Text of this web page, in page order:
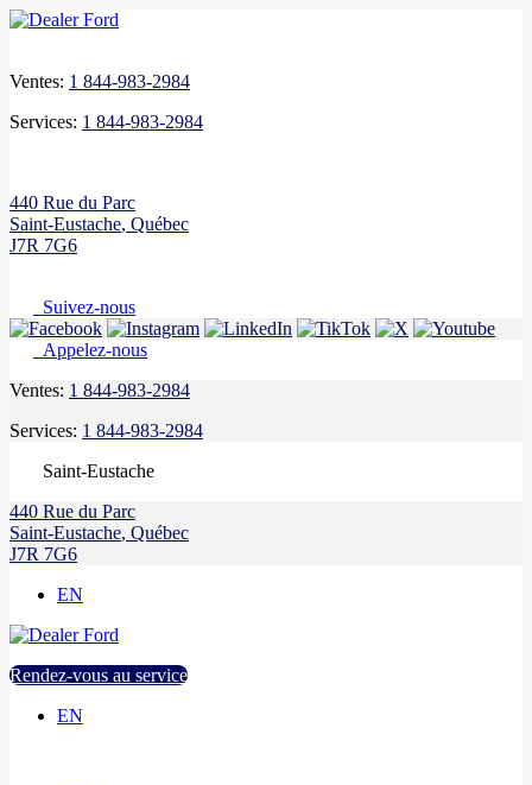
Ventes: 1 844-983-2984
Services: 1 844-983-2984
440 Rue du Parc
Saint-Eustache, Québec
J7R 7G6
Suivez-nous
Appelez-nous
Ventes: 1 844-983-2984
Services: 1 844-983-2984
Saint-Eustache
440 Rue du Parc
Saint-Eustache, Québec
J7R 7G6
EN
Rendez-vous au service
EN